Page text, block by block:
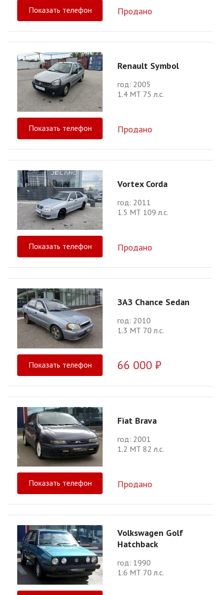
Показать телефон Продано
Renault Symbol
год: 2005
1.4 МТ 75 л.с.
Показать телефон Продано
Vortex Corda
год: 2011
1.5 МТ 109 л.с.
Показать телефон Продано
ЗАЗ Chance Sedan
год: 2010
1.3 МТ 70 л.с.
Показать телефон 66 000 ₽
Fiat Brava
год: 2001
1.2 МТ 82 л.с.
Показать телефон Продано
Volkswagen Golf
Hatchback
год: 1990
1.6 МТ 70 л.с.